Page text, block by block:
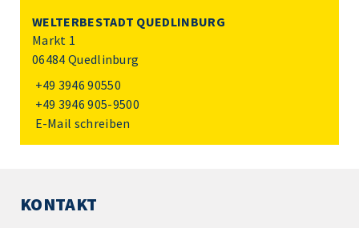
WELTERBESTADT QUEDLINBURG
Markt 1
06484 Quedlinburg
+49 3946 90550
+49 3946 905-9500
E-Mail schreiben
KONTAKT